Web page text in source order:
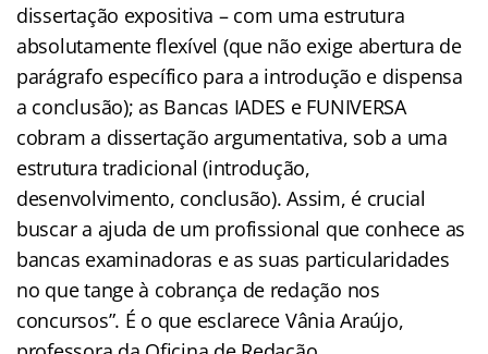
dissertação expositiva – com uma estrutura
absolutamente flexível (que não exige abertura de
parágrafo específico para a introdução e dispensa
a conclusão); as Bancas IADES e FUNIVERSA
cobram a dissertação argumentativa, sob a uma
estrutura tradicional (introdução,
desenvolvimento, conclusão). Assim, é crucial
buscar a ajuda de um profissional que conhece as
bancas examinadoras e as suas particularidades
no que tange à cobrança de redação nos
concursos”. É o que esclarece Vânia Araújo,